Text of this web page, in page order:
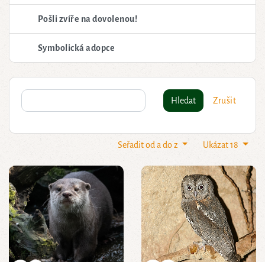
Pošli zvíře na dovolenou!
Symbolická adopce
Hledat Zrušit
Ukázat 18
Seřadit od a do z